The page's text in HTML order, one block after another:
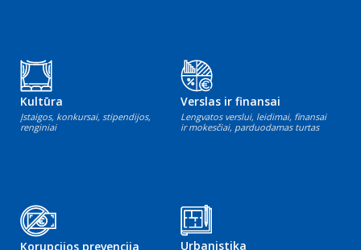
Kultūra
Įstaigos, konkursai, stipendijos,
renginiai
Verslas ir finansai
Lengvatos verslui, leidimai, finansai
ir mokesčiai, parduodamas turtas
Korupcijos prevencija Urbanistika